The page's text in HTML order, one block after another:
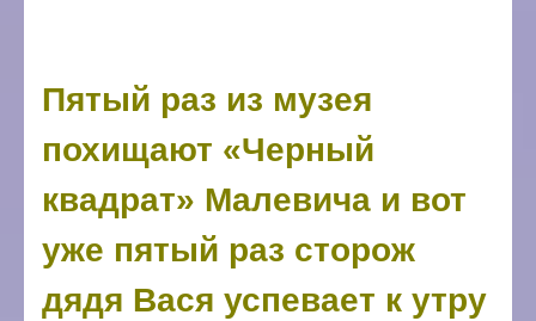
Пятый раз из музея
похищают «Черный
квадрат» Малевича и вот
уже пятый раз сторож
дядя Вася успевает к утру